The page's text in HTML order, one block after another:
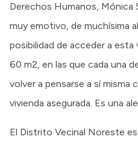
Derechos Humanos, Mónica
muy emotivo, de muchísima
posibilidad de acceder a esta
60 m2, en las que cada una
volver a pensarse a sí misma
vivienda asegurada. Es una
El Distrito Vecinal Noreste